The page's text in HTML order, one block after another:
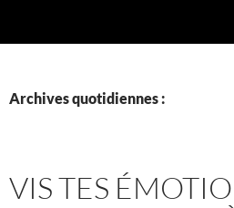
Archives quotidiennes :
VIS TES